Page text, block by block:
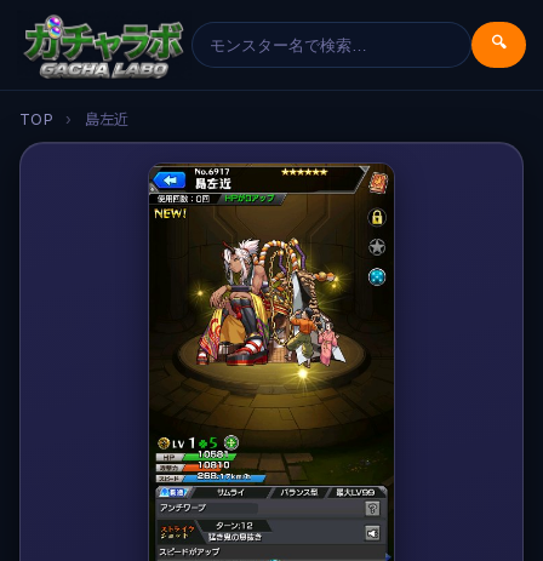
🔍
TOP › 島左近